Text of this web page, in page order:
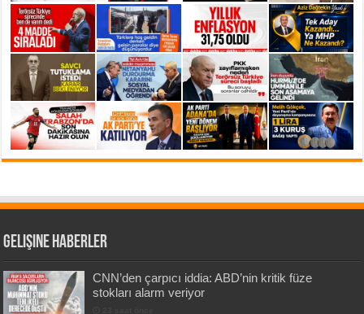
Gelişine Haberler
CNN’den çarpıcı iddia: ABD’nin kritik füze
stokları alarm veriyor